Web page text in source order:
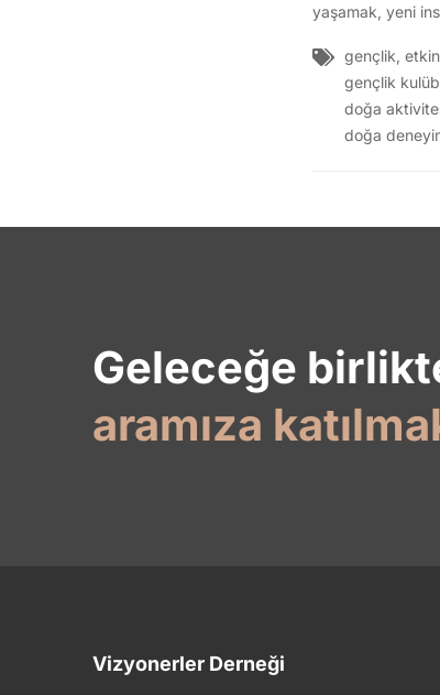
yaşamak, yeni
gençlik,
gençlik
doğa
doğa
Geleceğe
aramıza
Vizyonerler Derneği